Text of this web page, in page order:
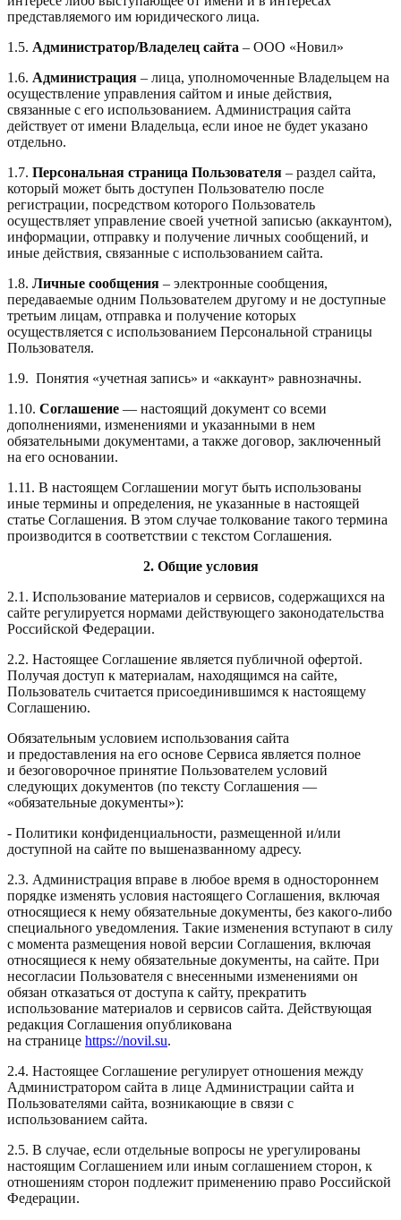
представляемого им юридического лица.
1.5. Администратор/Владелец сайта – ООО «Новил»
1.6. Администрация – лица, уполномоченные Владельцем на
осуществление управления сайтом и иные действия,
связанные с его использованием. Администрация сайта
действует от имени Владельца, если иное не будет указано
отдельно.
1.7. Персональная страница Пользователя – раздел сайта,
который может быть доступен Пользователю после
регистрации, посредством которого Пользователь
осуществляет управление своей учетной записью (аккаунтом),
информации, отправку и получение личных сообщений, и
иные действия, связанные с использованием сайта.
1.8. Личные сообщения – электронные сообщения,
передаваемые одним Пользователем другому и не доступные
третьим лицам, отправка и получение которых
осуществляется с использованием Персональной страницы
Пользователя.
1.9. Понятия «учетная запись» и «аккаунт» равнозначны.
1.10. Соглашение — настоящий документ со всеми
дополнениями, изменениями и указанными в нем
обязательными документами, а также договор, заключенный
на его основании.
1.11. В настоящем Соглашении могут быть использованы
иные термины и определения, не указанные в настоящей
статье Соглашения. В этом случае толкование такого термина
производится в соответствии с текстом Соглашения.
2. Общие условия
2.1. Использование материалов и сервисов, содержащихся на
сайте регулируется нормами действующего законодательства
Российской Федерации.
2.2. Настоящее Соглашение является публичной офертой.
Получая доступ к материалам, находящимся на сайте,
Пользователь считается присоединившимся к настоящему
Соглашению.
Обязательным условием использования сайта
и предоставления на его основе Сервиса является полное
и безоговорочное принятие Пользователем условий
следующих документов (по тексту Соглашения —
«обязательные документы»):
- Политики конфиденциальности, размещенной и/или
доступной на сайте по вышеназванному адресу.
2.3. Администрация вправе в любое время в одностороннем
порядке изменять условия настоящего Соглашения, включая
относящиеся к нему обязательные документы, без какого-либо
специального уведомления. Такие изменения вступают в силу
с момента размещения новой версии Соглашения, включая
относящиеся к нему обязательные документы, на сайте. При
несогласии Пользователя с внесенными изменениями он
обязан отказаться от доступа к сайту, прекратить
использование материалов и сервисов сайта. Действующая
редакция Соглашения опубликована
на странице https://novil.su.
2.4. Настоящее Соглашение регулирует отношения между
Администратором сайта в лице Администрации сайта и
Пользователями сайта, возникающие в связи с
использованием сайта.
2.5. В случае, если отдельные вопросы не урегулированы
настоящим Соглашением или иным соглашением сторон, к
отношениям сторон подлежит применению право Российской
Федерации.